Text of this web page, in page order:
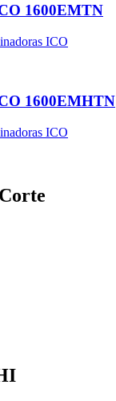
1600EMTN
ICO
1600EMHTN
ICO